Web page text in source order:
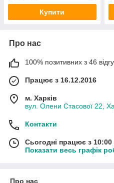
Купити
Про нас
100% позитивних з 46
Працює з 16.12.2016
м. Харків
вул. Олени Стасової 22,
Контакти
Сьогодні працює з
Показати весь графік
Про нас